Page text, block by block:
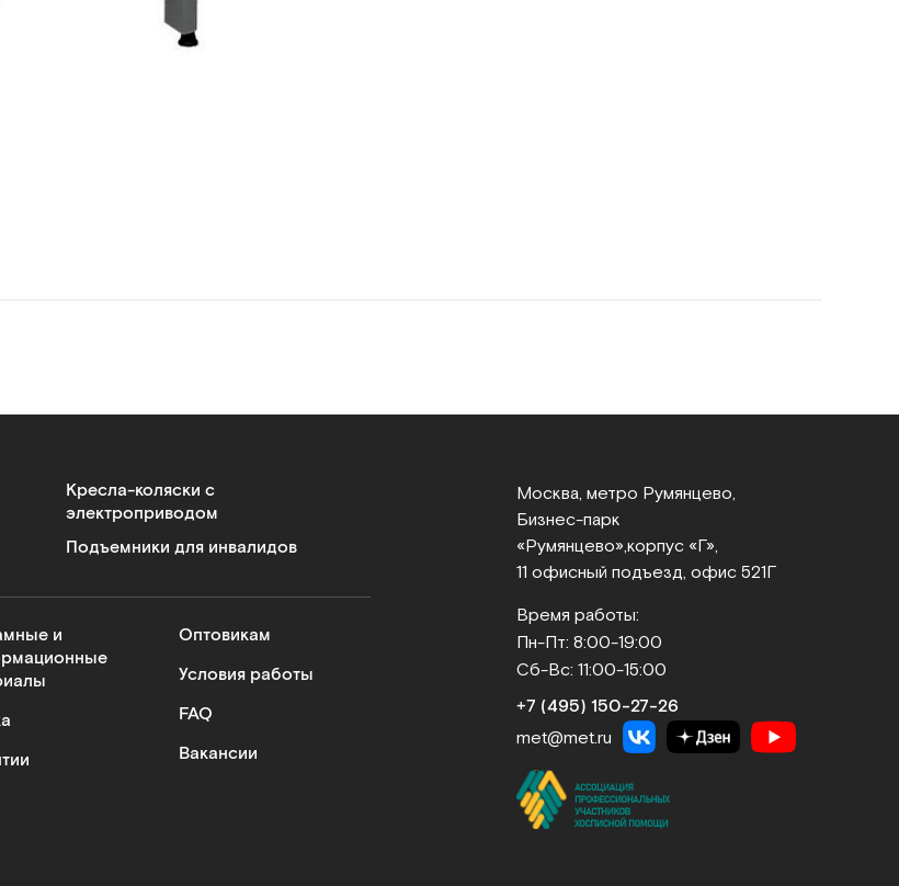
Кресла-коляски с
электроприводом
Подъемники для инвалидов
и
Оптовикам
Условия работы
FAQ
Вакансии
Москва, метро Румянцево,
Бизнес‑парк
«Румянцево», корпус «Г»,
11 офисный подъезд, офис 521Г
Время работы:
Пн-Пт: 8:00-19:00
Сб-Вс: 11:00-15:00
+7 (495) 150‑27‑26
met@met.ru